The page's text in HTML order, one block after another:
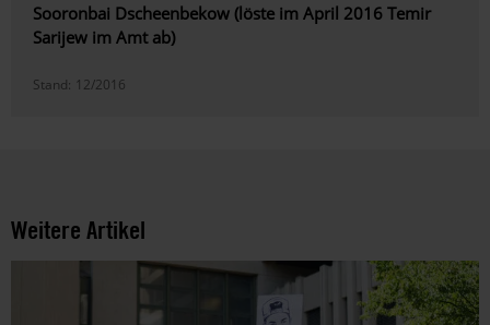
Sooronbai Dscheenbekow (löste im April 2016 Temir
Sarijew im Amt ab)
Stand: 12/2016
Weitere Artikel